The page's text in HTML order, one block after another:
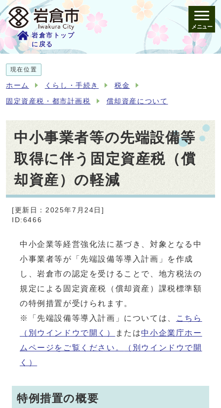
岩倉市トップ
に戻る
メニュー
現在位置
ホーム くらし・手続き 税金
固定資産税・都市計画税 償却資産について
中小事業者等の先端設備等
取得に伴う固定資産税（償
却資産）の軽減
[更新日：2025年7月24日]
ID:6466
中小企業等経営強化法に基づき、対象となる中
小事業者等が「先端設備等導入計画」を作成
し、岩倉市の認定を受けることで、地方税法の
規定による固定資産税（償却資産）課税標準額
の特例措置が受けられます。
※「先端設備等導入計画」については、
こちら
（別ウインドウで開く）
または中小企業庁ホー
ムページをご覧ください。
（別ウインドウで開
く）
特例措置の概要